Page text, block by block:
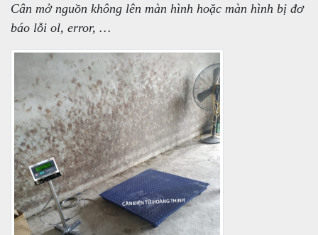
Cân mở nguồn không lên màn hình hoặc màn hình bị đơ
báo lỗi ol, error, …